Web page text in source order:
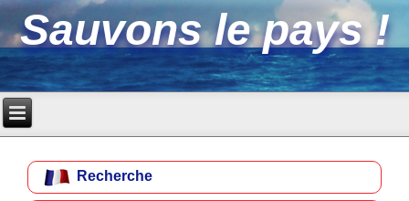
Sauvons le pays !
Recherche